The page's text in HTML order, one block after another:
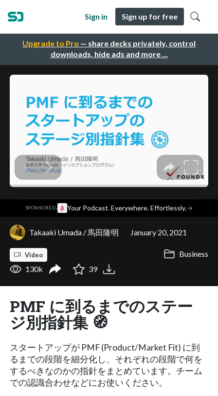
Upgrade to Pro — share decks privately, control
downloads, hide ads and more …
Sign in Sign up for free
SPONSORED· Your Podcast. Everywhere. Effortlessly.→
Takaaki Umada / 馬田隆明 January 20, 2021
Video
Business
130k
39
PMF に到るまでのステー
ジ別指針集 🧭
スタートアップが PMF (Product/Market Fit) に到
るまでの段階を細分化し、それぞれの段階で何を
するべきなのかの指針をまとめています。チーム
での認識合わせなどにお使いください。